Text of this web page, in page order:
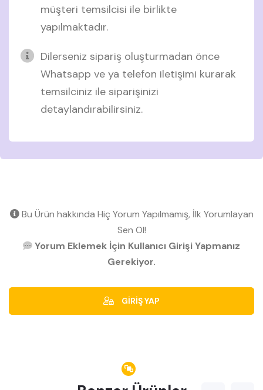
müşteri temsilcisi ile birlikte
yapılmaktadır.
Dilerseniz sipariş oluşturmadan önce
Whatsapp ve ya telefon iletişimi kurarak
temsilciniz ile siparişinizi
detaylandırabilirsiniz.
Bu Ürün hakkında Hiç Yorum Yapılmamış, İlk Yorumlayan
Sen Ol!
Yorum Eklemek İçin Kullanıcı Girişi Yapmanız
Gerekiyor.
GİRİŞ YAP